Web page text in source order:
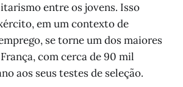
entre os jovens. Isso
em um contexto de
se torne um dos maiores
com cerca de 90 mil
aos seus testes de seleção.